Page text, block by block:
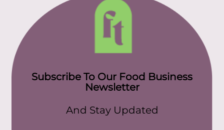
Subscribe To Our Food Business
Newsletter
And Stay Updated